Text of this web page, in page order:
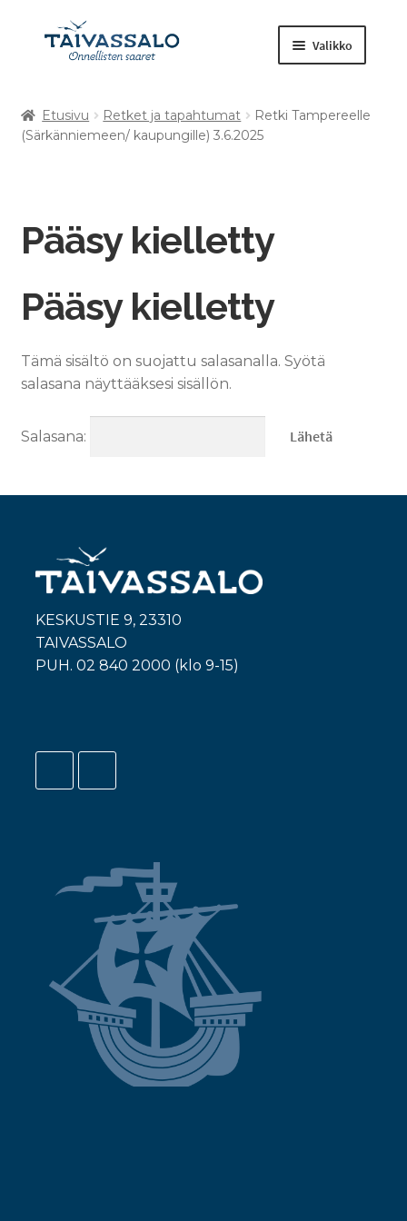
Valikko
Kuntosali
Muut tuotteet
Etusivu Retket ja tapahtumat
Retki Tampereelle
(Särkänniemeen/ kaupungille) 3.6.2025
Pääsy kielletty
Pääsy kielletty
Tämä sisältö on suojattu salasanalla. Syötä
salasana näyttääksesi sisällön.
Salasana:
KESKUSTIE 9, 23310
TAIVASSALO
PUH. 02 840 2000 (klo 9-15)